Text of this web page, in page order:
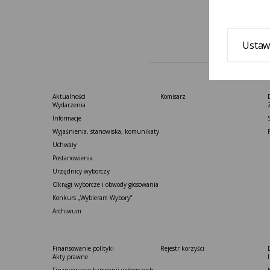
Aktualności
Wydarzenia
Informacje
Wyjaśnienia, stanowiska, komunikaty
Uchwały
Postanowienia
Urzędnicy wyborczy
Okręgi wyborcze i obwody głosowania
Konkurs „Wybieram Wybory”
Archiwum
Komisarz
Finansowanie polityki
Akty prawne
Rejestr korzyści